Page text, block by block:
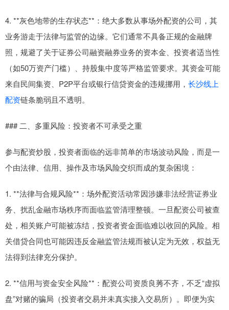
4. **灰色地带的生存状态**：绝大多数从事场外配资的公司，其
业务游走于法律与监管的边缘。它们通常不具备正规的金融牌
照，规避了关于证券公司融资融券业务的资本金、投资者适当性
（如50万资产门槛）、持股集中度等严格监管要求。其资金可能
来自民间集资、P2P平台或银行信贷资金的违规挪用， 长沙线上
配资链条脆弱且不透明。
### 二、多重风险：投资者不可承受之重
参与配资炒股，投资者面临的远非简单的市场波动风险，而是一
个由法律、信用、操作及市场风险交织而成的复杂困境：
1. **法律与合规风险**：场外配资活动常因涉嫌非法经营证券业
务、扰乱金融市场秩序而面临监管清理整顿。一旦配资公司被查
处，相关账户可能被冻结，投资者资金面临难以收回的风险。相
关借贷合同也可能因违反金融监管法规而被认定为无效，权益无
法得到法律充分保护。
2. **信用与资金安全风险**：配资公司资质良莠不齐，不乏“虚拟
盘”对赌的骗局（投资者交易并未真实接入交易所）。即便为实